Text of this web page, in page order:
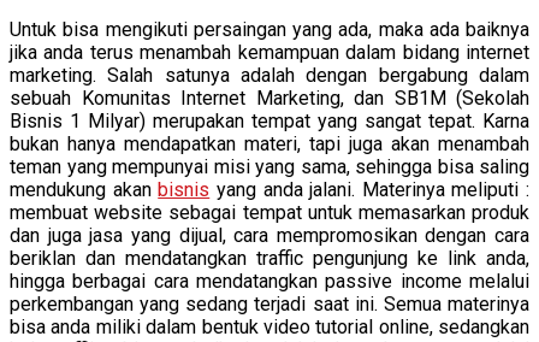
Untuk bisa mengikuti persaingan yang ada, maka ada baiknya
jika anda terus menambah kemampuan dalam bidang internet
marketing. Salah satunya adalah dengan bergabung dalam
sebuah Komunitas Internet Marketing, dan SB1M (Sekolah
Bisnis 1 Milyar) merupakan tempat yang sangat tepat. Karna
bukan hanya mendapatkan materi, tapi juga akan menambah
teman yang mempunyai misi yang sama, sehingga bisa saling
mendukung akanbisnis yang anda jalani. Materinya meliputi :
membuat website sebagai tempat untuk memasarkan produk
dan juga jasa yang dijual, cara mempromosikan dengan cara
beriklan dan mendatangkan traffic pengunjung ke link anda,
hingga berbagai cara mendatangkan passive income melalui
perkembangan yang sedang terjadi saat ini. Semua materinya
bisa anda miliki dalam bentuk video tutorial online, sedangkan